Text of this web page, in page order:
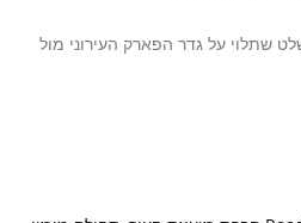
שתלוי על גדר הפארק העירוני מול